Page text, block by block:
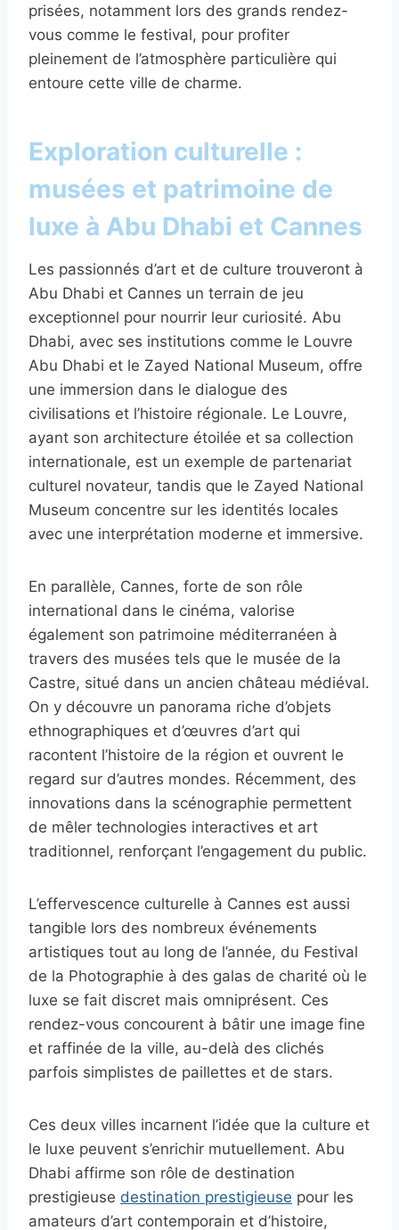
prisées, notamment lors des grands rendez-
vous comme le festival, pour profiter
pleinement de l’atmosphère particulière qui
entoure cette ville de charme.
Exploration culturelle :
musées et patrimoine de
luxe à Abu Dhabi et Cannes
Les passionnés d’art et de culture trouveront à
Abu Dhabi et Cannes un terrain de jeu
exceptionnel pour nourrir leur curiosité. Abu
Dhabi, avec ses institutions comme le Louvre
Abu Dhabi et le Zayed National Museum, offre
une immersion dans le dialogue des
civilisations et l’histoire régionale. Le Louvre,
ayant son architecture étoilée et sa collection
internationale, est un exemple de partenariat
culturel novateur, tandis que le Zayed National
Museum concentre sur les identités locales
avec une interprétation moderne et immersive.
En parallèle, Cannes, forte de son rôle
international dans le cinéma, valorise
également son patrimoine méditerranéen à
travers des musées tels que le musée de la
Castre, situé dans un ancien château médiéval.
On y découvre un panorama riche d’objets
ethnographiques et d’œuvres d’art qui
racontent l’histoire de la région et ouvrent le
regard sur d’autres mondes. Récemment, des
innovations dans la scénographie permettent
de mêler technologies interactives et art
traditionnel, renforçant l’engagement du public.
L’effervescence culturelle à Cannes est aussi
tangible lors des nombreux événements
artistiques tout au long de l’année, du Festival
de la Photographie à des galas de charité où le
luxe se fait discret mais omniprésent. Ces
rendez-vous concourent à bâtir une image fine
et raffinée de la ville, au-delà des clichés
parfois simplistes de paillettes et de stars.
Ces deux villes incarnent l’idée que la culture et
le luxe peuvent s’enrichir mutuellement. Abu
Dhabi affirme son rôle de destination
prestigieuse destination prestigieuse pour les
amateurs d’art contemporain et d’histoire,